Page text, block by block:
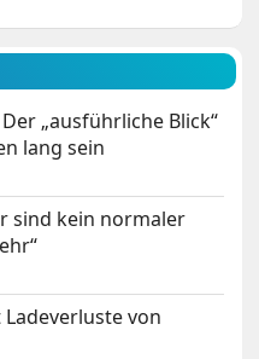
„ausführliche Blick“
lang sein
sind kein normaler
von